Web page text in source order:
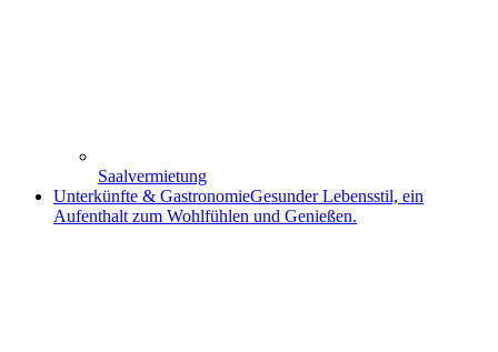
Saalvermietung
Unterkünfte & GastronomieGesunder Lebensstil, ein
Aufenthalt zum Wohlfühlen und Genießen.